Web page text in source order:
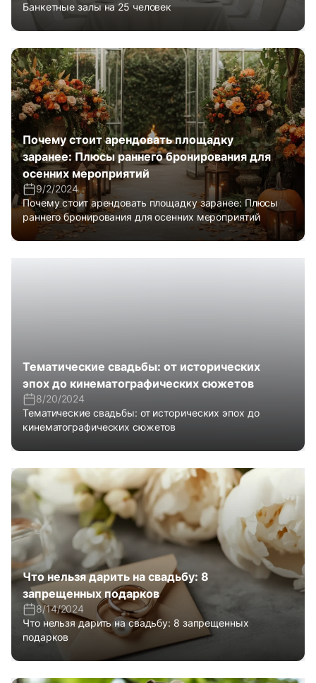
Банкетные залы на 25 человек
Почему стоит арендовать площадку
заранее: Плюсы раннего бронирования для
осенних мероприятий
9/2/2024
Почему стоит арендовать площадку заранее: Плюсы
раннего бронирования для осенних мероприятий
Тематические свадьбы: от исторических
эпох до кинематографических сюжетов
8/20/2024
Тематические свадьбы: от исторических эпох до
кинематографических сюжетов
Что нельзя дарить на свадьбу: 8
запрещенных подарков
8/14/2024
Что нельзя дарить на свадьбу: 8 запрещенных
подарков